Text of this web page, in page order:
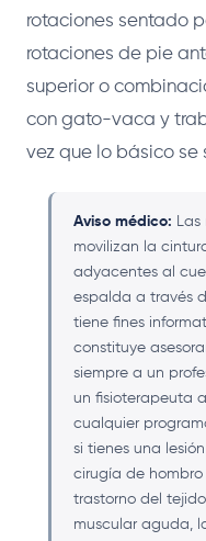
rotaciones sentado
rotaciones de pie
superior o
con gato-vaca y
vez que lo básico se
Aviso médico:
movilizan la
adyacentes al
espalda a través
tiene fines
constituye
siempre a un
un fisioterapeuta
cualquier
si tienes una
cirugía de hombro
trastorno del
muscular aguda,